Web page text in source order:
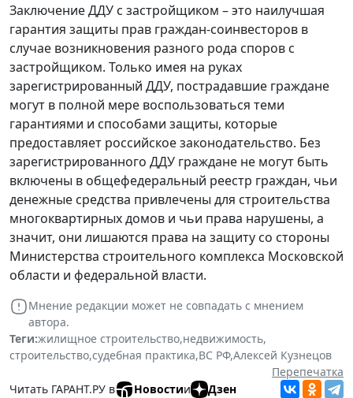
Заключение ДДУ с застройщиком – это наилучшая
гарантия защиты прав граждан-соинвесторов в
случае возникновения разного рода споров с
застройщиком. Только имея на руках
зарегистрированный ДДУ, пострадавшие граждане
могут в полной мере воспользоваться теми
гарантиями и способами защиты, которые
предоставляет российское законодательство. Без
зарегистрированного ДДУ граждане не могут быть
включены в общефедеральный реестр граждан, чьи
денежные средства привлечены для строительства
многоквартирных домов и чьи права нарушены, а
значит, они лишаются права на защиту со стороны
Министерства строительного комплекса Московской
области и федеральной власти.
Мнение редакции может не совпадать с мнением
автора.
Теги:жилищное строительство,недвижимость,
строительство,судебная практика,ВС РФ,Алексей Кузнецов
Перепечатка
Читать ГАРАНТ.РУ в
Новостии Дзен